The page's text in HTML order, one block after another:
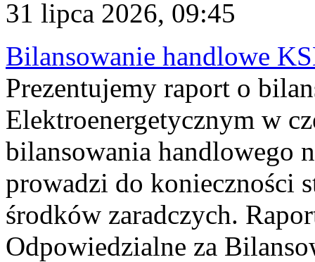
31 lipca 2026, 09:45
Bilansowanie handlowe
Prezentujemy raport o
Elektroenergetycznym w
bilansowania handlowego
prowadzi do konieczności
środków zaradczych.
Odpowiedzialne za